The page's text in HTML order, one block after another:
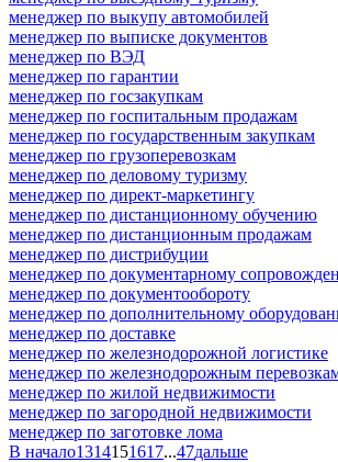
менеджер по выкупу автомобилей
менеджер по выписке документов
менеджер по ВЭД
менеджер по гарантии
менеджер по госзакупкам
менеджер по госпитальным продажам
менеджер по государственным закупкам
менеджер по грузоперевозкам
менеджер по деловому туризму
менеджер по директ-маркетингу
менеджер по дистанционному обучению
менеджер по дистанционным продажам
менеджер по дистрибуции
менеджер по документарному
менеджер по документообороту
менеджер по дополнительному
менеджер по доставке
менеджер по железнодорожной логистике
менеджер по железнодорожным
менеджер по жилой недвижимости
менеджер по загородной недвижимости
менеджер по заготовке лома
В начало1314151617...47дальше